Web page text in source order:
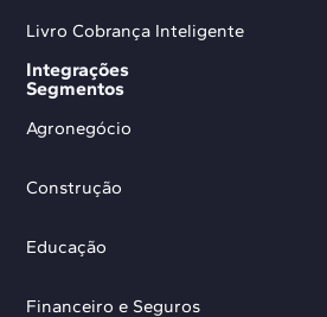
Livro Cobrança Inteligente
Integrações
Segmentos
Agronegócio
Construção
Educação
Financeiro e Seguros